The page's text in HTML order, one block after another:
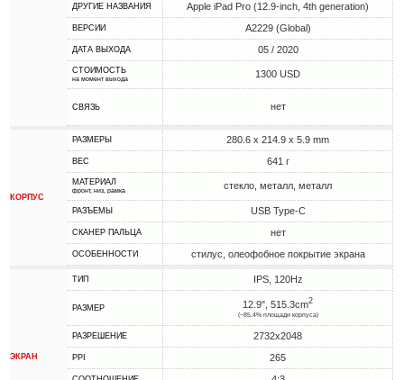
ДРУГИЕ НАЗВАНИЯ Apple iPad Pro (12.9-inch, 4th generation)
ВЕРСИИ A2229 (Global)
ДАТА ВЫХОДА 05 / 2020
СТОИМОСТЬ
на момент выхода 1300 USD
СВЯЗЬ нет
КОРПУС
РАЗМЕРЫ 280.6 x 214.9 x 5.9 mm
ВЕС 641 г
МАТЕРИАЛ
фронт, низ, рамка стекло, металл, металл
РАЗЪЕМЫ USB Type-C
СКАНЕР ПАЛЬЦА нет
ОСОБЕННОСТИ стилус, олеофобное покрытие экрана
ЭКРАН
ТИП IPS, 120Hz
РАЗМЕР 12.9", 515.3cm2
(~85.4% площади корпуса)
РАЗРЕШЕНИЕ 2732x2048
PPI 265